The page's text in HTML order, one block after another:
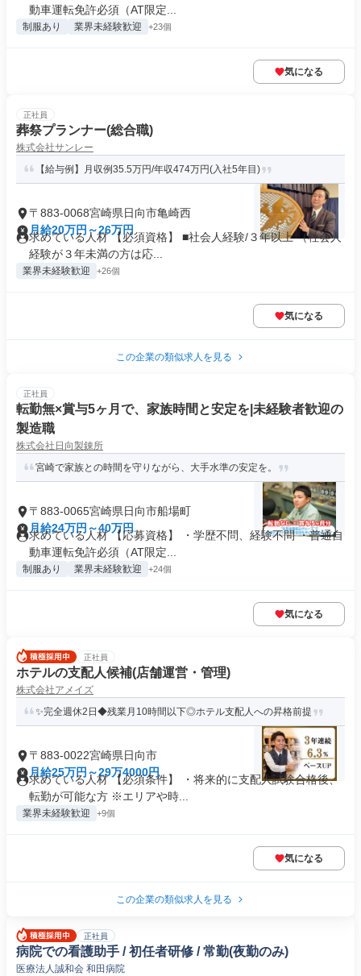
動車運転免許必須（AT限定...
制服あり 業界未経験歓迎 +23個
気になる
正社員
葬祭プランナー(総合職)
株式会社サンレー
【給与例】月収例35.5万円/年収474万円(入社5年目)
〒883-0068宮崎県日向市亀崎西
月給20万円～26万円
求めている人材 【必須資格】 ■社会人経験/３年以上 （社会人
経験が３年未満の方は応...
業界未経験歓迎 +26個
気になる
この企業の類似求人を見る
正社員
転勤無×賞与5ヶ月で、家族時間と安定を|未経験者歓迎の
製造職
株式会社日向製錬所
宮崎で家族との時間を守りながら、大手水準の安定を。
〒883-0065宮崎県日向市船場町
月給24万円～40万円
求めている人材 【応募資格】 ・学歴不問、経験不問 ・普通自
動車運転免許必須（AT限定...
制服あり 業界未経験歓迎 +24個
気になる
正社員
ホテルの支配人候補(店舗運営・管理)
株式会社アメイズ
✨完全週休2日◆残業月10時間以下◎ホテル支配人への昇格前提
〒883-0022宮崎県日向市
月給25万円～29万4000円
求めている人材 【必須条件】 ・将来的に支配人試験合格後、
転勤が可能な方 ※エリアや時...
業界未経験歓迎 +9個
気になる
この企業の類似求人を見る
正社員
病院での看護助手 / 初任者研修 / 常勤(夜勤のみ)
医療法人誠和会 和田病院